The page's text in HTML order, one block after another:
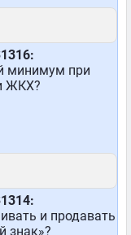
минимум при
ЖКХ?
и продавать
знак»?